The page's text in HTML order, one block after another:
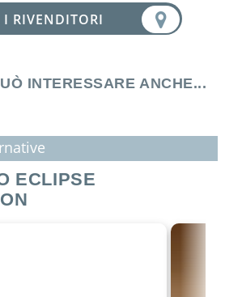
I RIVENDITORI
INTERESSARE ANCHE...
ECLIPSE